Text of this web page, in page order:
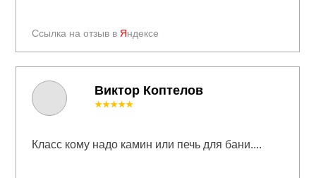
Ссылка на отзыв в Яндексе
★★★★★
Класс кому надо камин или печь для бани....
Виктор Коптелов